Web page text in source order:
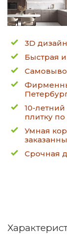
3D
Быстрая
10-
плитку по
Умная
Срочная